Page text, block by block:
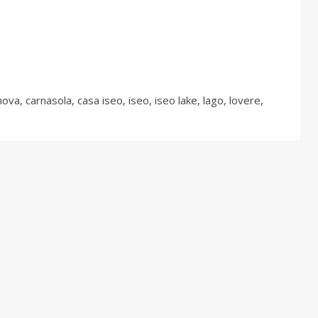
, carnasola, casa iseo, iseo, iseo lake, lago, lovere,